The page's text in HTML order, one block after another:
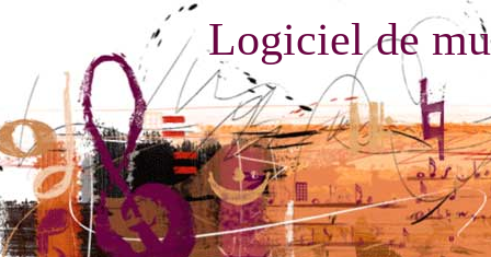
Logiciel de